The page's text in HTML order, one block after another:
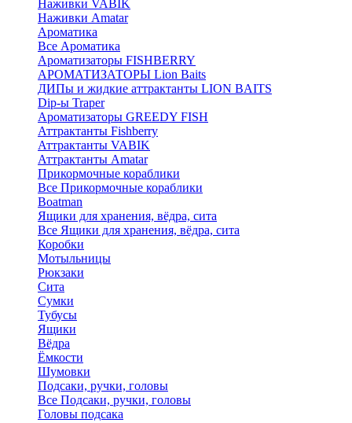
Наживки VABIK
Наживки Amatar
Ароматика
Все Ароматика
Ароматизаторы FISHBERRY
АРОМАТИЗАТОРЫ Lion Baits
ДИПы и жидкие аттрактанты LION BAITS
Dip-ы Traper
Ароматизаторы GREEDY FISH
Аттрактанты Fishberry
Аттрактанты VABIK
Аттрактанты Amatar
Прикормочные кораблики
Все Прикормочные кораблики
Boatman
Ящики для хранения, вёдра, сита
Все Ящики для хранения, вёдра, сита
Коробки
Мотыльницы
Рюкзаки
Сита
Сумки
Тубусы
Ящики
Вёдра
Ёмкости
Шумовки
Подсаки, ручки, головы
Все Подсаки, ручки, головы
Головы подсака